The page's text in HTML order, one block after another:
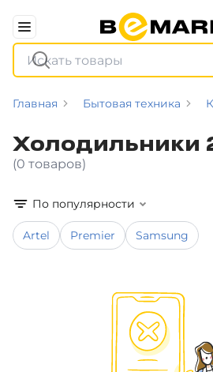
Главная Бытовая техника
Холодильники
(0 товаров)
По популярности
Artel Premier Samsung